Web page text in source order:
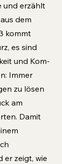
und erzählt
dem
kommt
es sind
und Kom­
Immer
zu lösen
am
Damit
er zeigt, wie